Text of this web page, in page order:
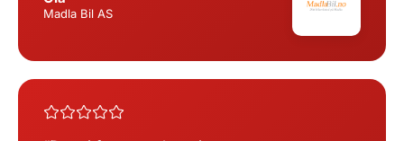
Madla Bil AS